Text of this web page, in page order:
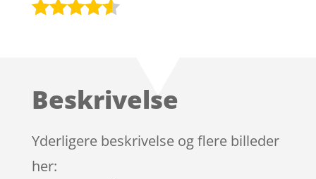
på
mmelser
Beskrivelse
Yderligere beskrivelse og flere billeder
her: